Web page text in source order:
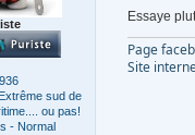
Extrême sud de
ou pas!
- Normal
Essaye
Page
Site